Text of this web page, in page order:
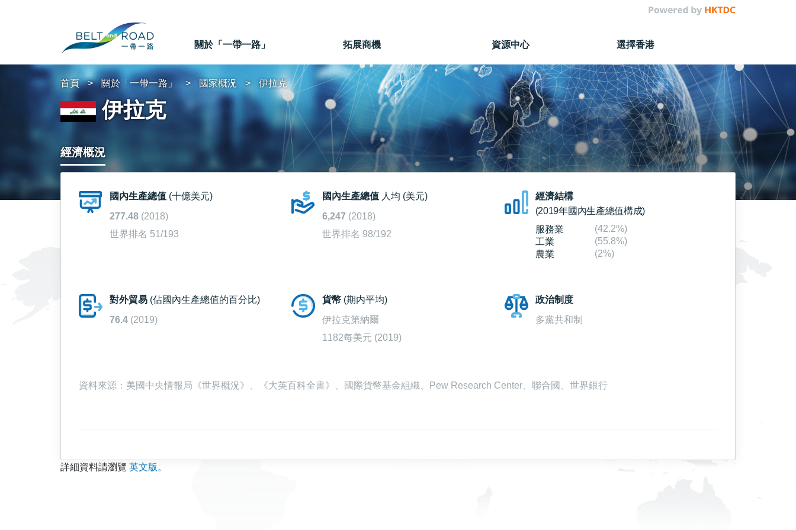
關於「一帶一路」 拓展商機 資源中心 選擇香港
首頁 關於「一帶一路」 國家概況 伊拉克
伊拉克
經濟概況
國內生產總值 (十億美元)
277.48 (2018)
世界排名 51/193
國內生產總值 人均 (美元)
6,247 (2018)
世界排名 98/192
經濟結構
(2019年國內生產總值構成)
服務業
(42.2%)
工業
(55.8%)
農業
(2%)
對外貿易 (佔國內生產總值的百分比)
76.4 (2019)
貨幣 (期内平均)
伊拉克第納爾
1182每美元 (2019)
政治制度
多黨共和制
資料來源：美國中央情報局《世界概況》、《大英百科全書》、國際貨幣基金組織、Pew Research Center、聯合國、世界銀行
詳細資料請瀏覽 英文版。